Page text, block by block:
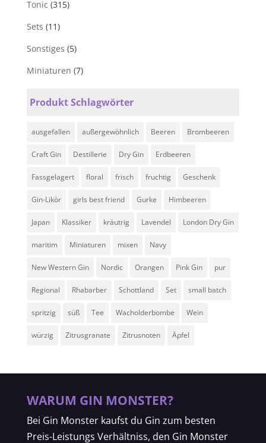
Tonic (315)
Sets (11)
Sonstiges (5)
Miniaturen (7)
Produkt Schlagwörter
ausgefallen außergewöhnlich Beeren Brombeeren
Craft Gin Destillerie Dry Gin Erdbeeren
Fassgelagert floral frisch fruchtig Geschenk
Gin-Likör girls best friend Gurke Himbeeren
Japan Klassiker kräutrig Lavendel London Dry Gin
maritim Miniaturen mixen Navy
New Western Gin Nordic Orangen Pink Gin pur
Regional Rhabarber Schottland Set small batch
spritzig süß Tee Wacholderbombe Wein
würzig Zitrusgranate Zitrusnoten Äpfel
WARUM GIN MONSTER?
Bei Gin Monster kaufst du Gin zum besten
Preis-Leistungs Verhältniss, den Gin Monster